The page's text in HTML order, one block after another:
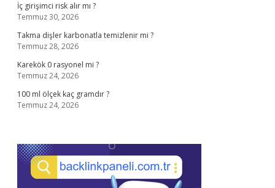
İç girişimci risk alır mı ?
Temmuz 30, 2026
Takma dişler karbonatla temizlenir mi ?
Temmuz 28, 2026
Karekök 0 rasyonel mi ?
Temmuz 24, 2026
100 ml ölçek kaç gramdır ?
Temmuz 24, 2026